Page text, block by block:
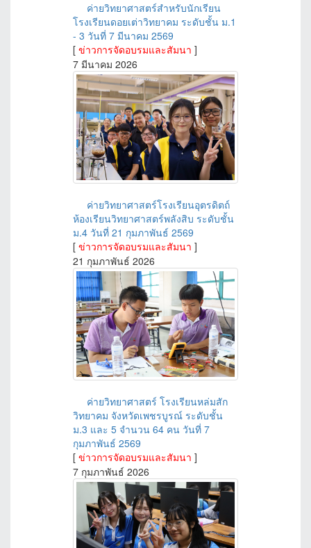
ค่ายวิทยาศาสตร์สำหรับนักเรียน
โรงเรียนดอยเต่าวิทยาคม ระดับชั้น ม.1
- 3 วันที่ 7 มีนาคม 2569
[ ข่าวการจัดอบรมและสัมนา ]
7 มีนาคม 2026
ค่ายวิทยาศาสตร์โรงเรียนอุตรดิตถ์
ห้องเรียนวิทยาศาสตร์พลังสิบ ระดับชั้น
ม.4 วันที่ 21 กุมภาพันธ์ 2569
[ ข่าวการจัดอบรมและสัมนา ]
21 กุมภาพันธ์ 2026
ค่ายวิทยาศาสตร์ โรงเรียนหล่มสัก
วิทยาคม จังหวัดเพชรบูรณ์ ระดับชั้น
ม.3 และ 5 จำนวน 64 คน วันที่ 7
กุมภาพันธ์ 2569
[ ข่าวการจัดอบรมและสัมนา ]
7 กุมภาพันธ์ 2026